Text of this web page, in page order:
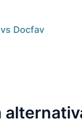
Docfav